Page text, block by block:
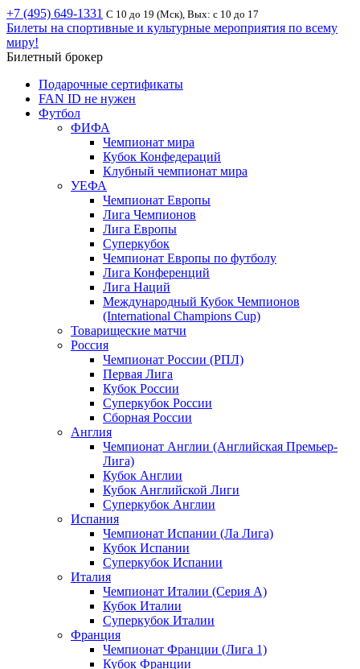
+7 (495) 649-1331 С 10 до 19 (Мск), Вых: с 10 до 17
Билеты на спортивные и культурные мероприятия по всему
миру!
Билетный брокер
Подарочные сертификаты
FAN ID не нужен
Футбол
ФИФА
Чемпионат мира
Кубок Конфедераций
Клубный чемпионат мира
УЕФА
Чемпионат Европы
Лига Чемпионов
Лига Европы
Суперкубок
Чемпионат Европы по футболу
Лига Конференций
Лига Наций
Международный Кубок Чемпионов
(International Champions Cup)
Товарищеские матчи
Россия
Чемпионат России (РПЛ)
Первая Лига
Кубок России
Суперкубок России
Сборная России
Англия
Чемпионат Англии (Английская Премьер-
Лига)
Кубок Англии
Кубок Английской Лиги
Суперкубок Англии
Испания
Чемпионат Испании (Ла Лига)
Кубок Испании
Суперкубок Испании
Италия
Чемпионат Италии (Серия А)
Кубок Италии
Суперкубок Италии
Франция
Чемпионат Франции (Лига 1)
Кубок Франции